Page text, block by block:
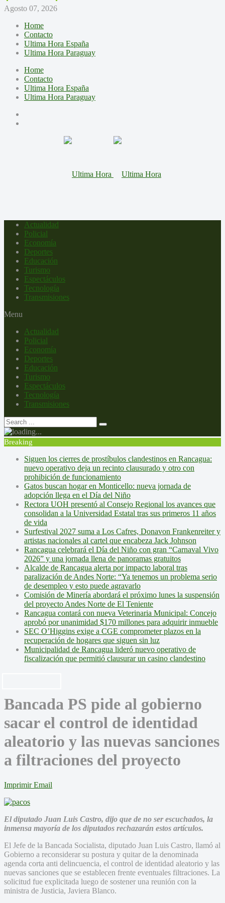
Agosto 07, 2026
Home
Contacto
Ultima Hora España
Ultima Hora Paraguay
Home
Contacto
Ultima Hora España
Ultima Hora Paraguay
Actualidad
Policial
Economía
Deportes
Educación
Turismo
Espectáculos
Tecnología
Transmisiones
Menu
Actualidad
Policial
Economía
Deportes
Educación
Turismo
Espectáculos
Tecnología
Transmisiones
Breaking
Siguen los cierres de prostíbulos clandestinos en Rancagua:
nuevo operativo deja un recinto clausurado y otro con
prohibición de funcionamiento
Gatos buscan hogar en Monticello: nueva jornada de
adopción llega en el Día del Niño
Rectora UOH presentó al Consejo Regional los avances que
consolidan a la Universidad Estatal tras sus primeros 11 años
de vida
Surfestival 2027 suma a Los Cafres, Donavon Frankenreiter y
artistas nacionales al cartel que encabeza Jack Johnson
Rancagua celebrará el Día del Niño con gran “Carnaval Vivo
2026” y una jornada llena de panoramas gratuitos
Alcalde de Rancagua alerta por impacto laboral tras
paralización de Andes Norte: “Ya tenemos un problema serio
de desempleo y esto puede agravarlo
Comisión de Minería abordará el próximo lunes la suspensión
del proyecto Andes Norte de El Teniente
Rancagua contará con nueva Veterinaria Municipal: Concejo
aprobó por unanimidad $170 millones para adquirir inmueble
SEC O’Higgins exige a CGE comprometer plazos en la
recuperación de hogares que siguen sin luz
Municipalidad de Rancagua lideró nuevo operativo de
fiscalización que permitió clausurar un casino clandestino
Bancada PS pide al gobierno
sacar el control de identidad
aleatorio y las nuevas sanciones
a filtraciones del proyecto
Imprimir Email
El diputado Juan Luis Castro, dijo que de no ser escuchados, la
inmensa mayoría de los diputados rechazarán estos artículos.
El Jefe de la Bancada Socialista, diputado Juan Luis Castro, llamó al
Gobierno a reconsiderar su postura y quitar de la denominada
agenda corta anti delincuencia, el control de identidad aleatorio y las
nuevas sanciones que se establecen frente eventuales filtraciones. La
solicitud fue explicitada luego de sostener una reunión con la
ministra de Justicia, Javiera Blanco.